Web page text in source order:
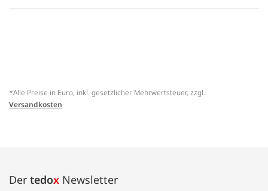
*Alle Preise in Euro, inkl. gesetzlicher Mehrwertsteuer, zzgl.
Versandkosten
Der tedox Newsletter